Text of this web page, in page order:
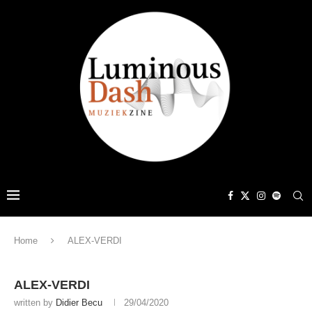
Home ALEX-VERDI
ALEX-VERDI
written by Didier Becu 29/04/2020